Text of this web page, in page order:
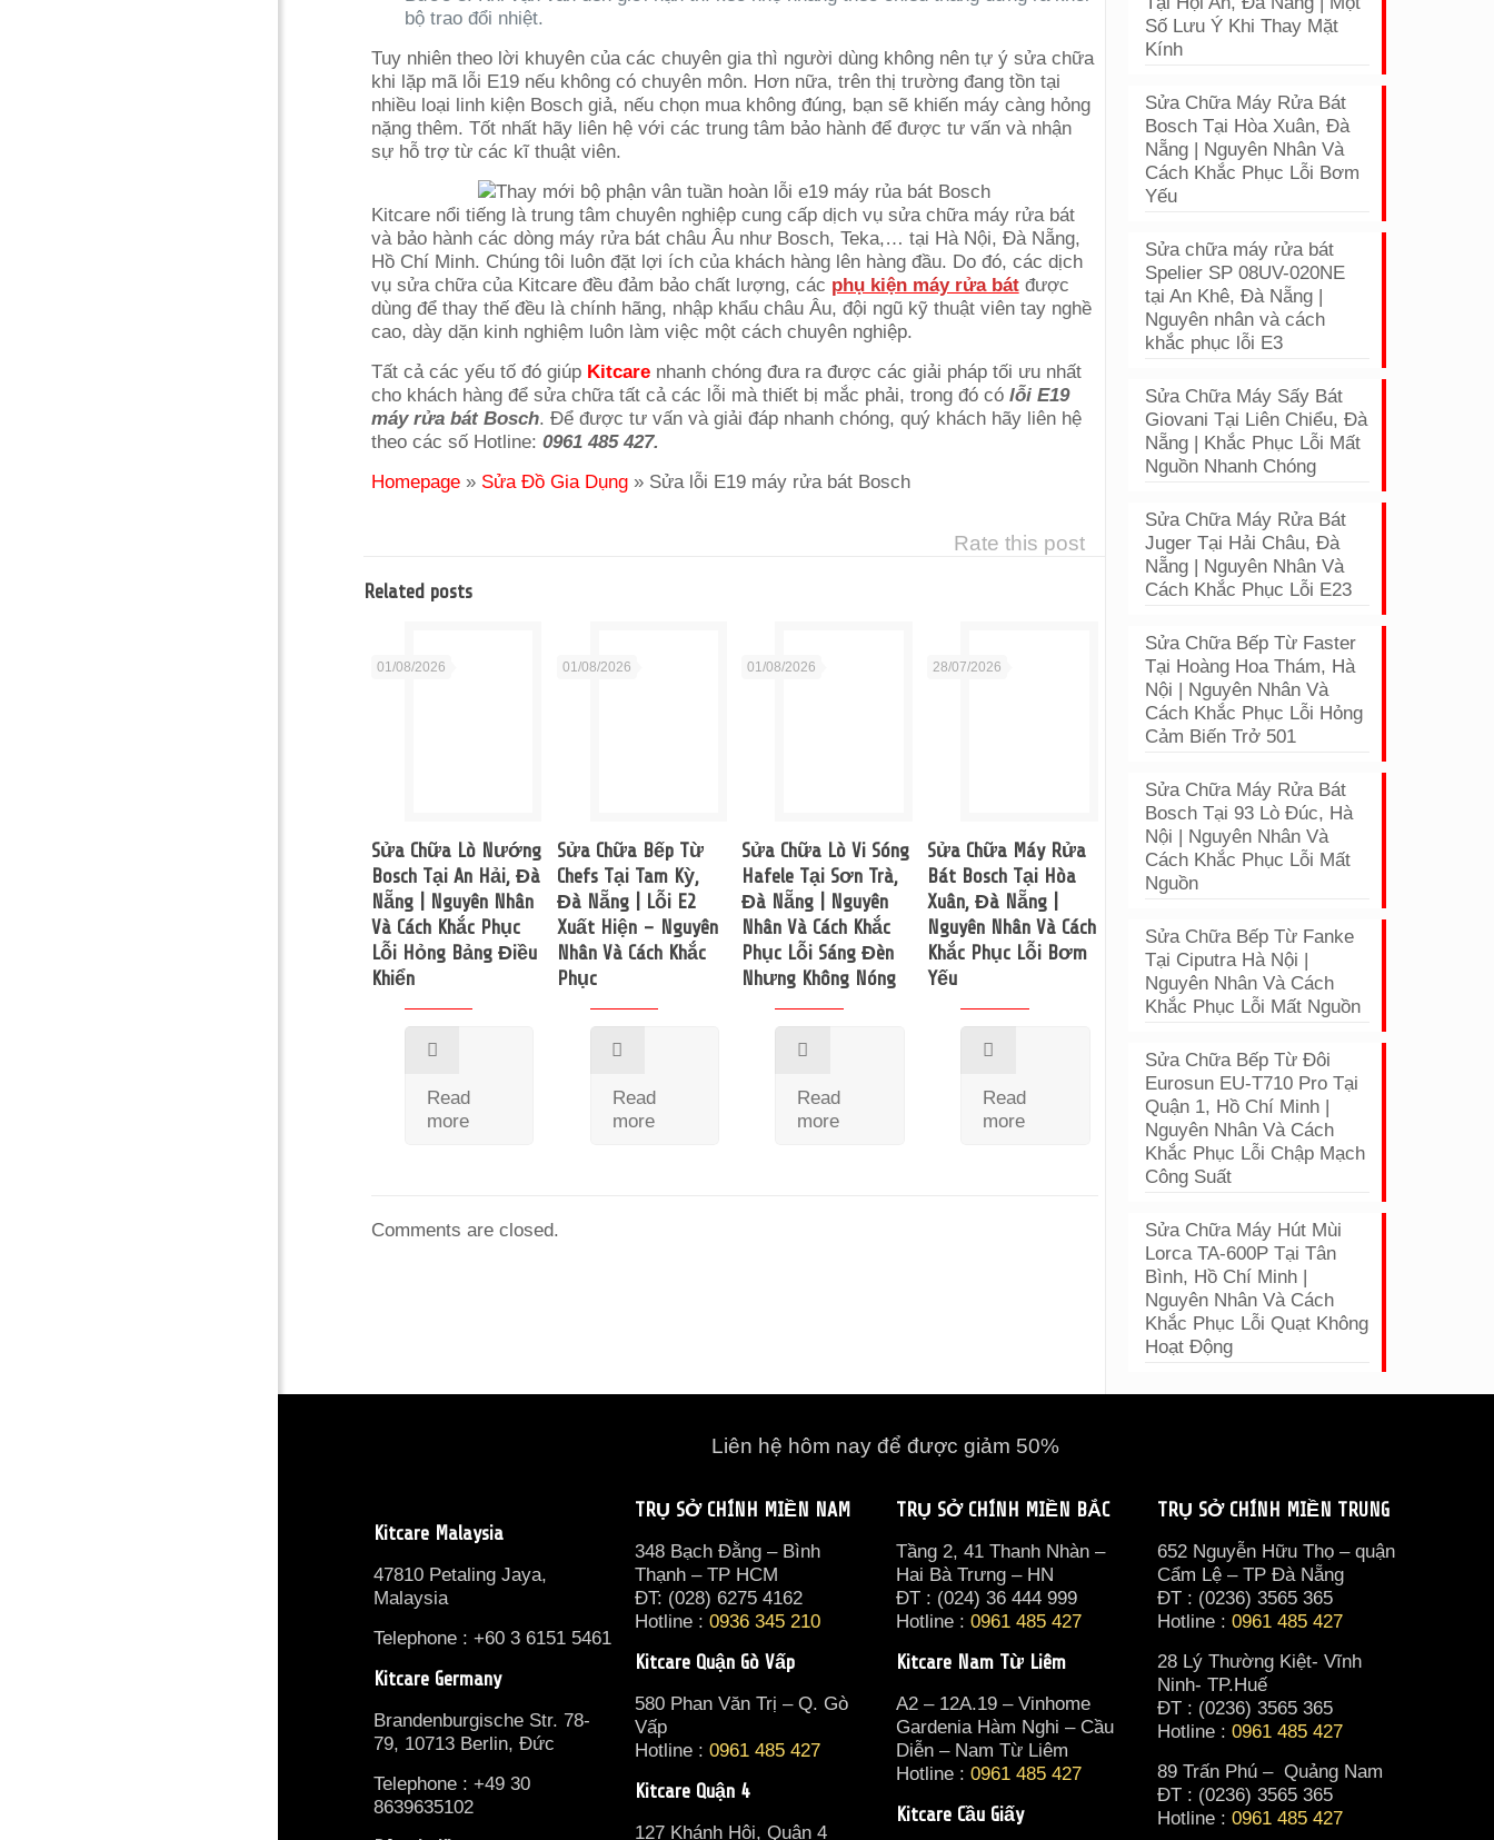
bộ trao đổi nhiệt.
Tuy nhiên theo lời khuyên của các chuyên gia thì người dùng không nên tự ý sửa chữa
khi lặp mã lỗi E19 nếu không có chuyên môn. Hơn nữa, trên thị trường đang tồn tại
nhiều loại linh kiện Bosch giả, nếu chọn mua không đúng, bạn sẽ khiến máy càng hỏng
nặng thêm. Tốt nhất hãy liên hệ với các trung tâm bảo hành để được tư vấn và nhận
sự hỗ trợ từ các kĩ thuật viên.
Kitcare nổi tiếng là trung tâm chuyên nghiệp cung cấp dịch vụ sửa chữa máy rửa bát
và bảo hành các dòng máy rửa bát châu Âu như Bosch, Teka,… tại Hà Nội, Đà Nẵng,
Hồ Chí Minh. Chúng tôi luôn đặt lợi ích của khách hàng lên hàng đầu. Do đó, các dịch
vụ sửa chữa của Kitcare đều đảm bảo chất lượng, các phụ kiện máy rửa bátđược
dùng để thay thế đều là chính hãng, nhập khẩu châu Âu, đội ngũ kỹ thuật viên tay nghề
cao, dày dặn kinh nghiệm luôn làm việc một cách chuyên nghiệp.
Tất cả các yếu tố đó giúp Kitcare nhanh chóng đưa ra được các giải pháp tối ưu nhất
cho khách hàng để sửa chữa tất cả các lỗi mà thiết bị mắc phải, trong đó có lỗi E19
máy rửa bát Bosch. Để được tư vấn và giải đáp nhanh chóng, quý khách hãy liên hệ
theo các số Hotline: 0961 485 427.
Homepage» Sửa Đồ Gia Dụng» Sửa lỗi E19 máy rửa bát Bosch
Rate this post
Related posts
01/08/2026
Sửa Chữa Lò Nướng
Bosch Tại An Hải, Đà
Nẵng | Nguyên Nhân
Và Cách Khắc Phục
Lỗi Hỏng Bảng Điều
Khiển
Read
more
01/08/2026
Sửa Chữa Bếp Từ
Chefs Tại Tam Kỳ,
Đà Nẵng | Lỗi E2
Xuất Hiện – Nguyên
Nhân Và Cách Khắc
Phục
Read
more
01/08/2026
Sửa Chữa Lò Vi Sóng
Hafele Tại Sơn Trà,
Đà Nẵng | Nguyên
Nhân Và Cách Khắc
Phục Lỗi Sáng Đèn
Nhưng Không Nóng
Read
more
28/07/2026
Sửa Chữa Máy Rửa
Bát Bosch Tại Hòa
Xuân, Đà Nẵng |
Nguyên Nhân Và Cách
Khắc Phục Lỗi Bơm
Yếu
Read
more
Comments are closed.
Số Lưu Ý Khi Thay Mặt
Kính
Sửa Chữa Máy Rửa Bát
Bosch Tại Hòa Xuân, Đà
Nẵng | Nguyên Nhân Và
Cách Khắc Phục Lỗi Bơm
Yếu
Sửa chữa máy rửa bát
Spelier SP 08UV-020NE
tại An Khê, Đà Nẵng |
Nguyên nhân và cách
khắc phục lỗi E3
Sửa Chữa Máy Sấy Bát
Giovani Tại Liên Chiểu, Đà
Nẵng | Khắc Phục Lỗi Mất
Nguồn Nhanh Chóng
Sửa Chữa Máy Rửa Bát
Juger Tại Hải Châu, Đà
Nẵng | Nguyên Nhân Và
Cách Khắc Phục Lỗi E23
Sửa Chữa Bếp Từ Faster
Tại Hoàng Hoa Thám, Hà
Nội | Nguyên Nhân Và
Cách Khắc Phục Lỗi Hỏng
Cảm Biến Trở 501
Sửa Chữa Máy Rửa Bát
Bosch Tại 93 Lò Đúc, Hà
Nội | Nguyên Nhân Và
Cách Khắc Phục Lỗi Mất
Nguồn
Sửa Chữa Bếp Từ Fanke
Tại Ciputra Hà Nội |
Nguyên Nhân Và Cách
Khắc Phục Lỗi Mất Nguồn
Sửa Chữa Bếp Từ Đôi
Eurosun EU-T710 Pro Tại
Quận 1, Hồ Chí Minh |
Nguyên Nhân Và Cách
Khắc Phục Lỗi Chập Mạch
Công Suất
Sửa Chữa Máy Hút Mùi
Lorca TA-600P Tại Tân
Bình, Hồ Chí Minh |
Nguyên Nhân Và Cách
Khắc Phục Lỗi Quạt Không
Hoạt Động
Liên hệ hôm nay để được giảm 50%
Kitcare Malaysia
47810 Petaling Jaya,
Malaysia
Telephone : +60 3 6151 5461
Kitcare Germany
Brandenburgische Str. 78-
79, 10713 Berlin, Đức
Telephone : +49 30
8639635102
TRỤ SỞ CHÍNH MIỀN NAM
348 Bạch Đằng – Bình
Thạnh – TP HCM
ĐT: (028) 6275 4162
Hotline :0936 345 210
Kitcare Quận Gò Vấp
580 Phan Văn Trị – Q. Gò
Vấp
Hotline :0961 485 427
Kitcare Quận 4
127 Khánh Hội, Quận 4
TRỤ SỞ CHÍNH MIỀN BẮC
Tầng 2, 41 Thanh Nhàn –
Hai Bà Trưng – HN
ĐT : (024) 36 444 999
Hotline :0961 485 427
Kitcare Nam Từ Liêm
A2 – 12A.19 – Vinhome
Gardenia Hàm Nghi – Cầu
Diễn – Nam Từ Liêm
Hotline :0961 485 427
Kitcare Cầu Giấy
TRỤ SỞ CHÍNH MIỀN TRUNG
652 Nguyễn Hữu Thọ – quận
Cẩm Lệ – TP Đà Nẵng
ĐT : (0236) 3565 365‬
Hotline :0961 485 427
28 Lý Thường Kiệt- Vĩnh
Ninh- TP.Huế
ĐT : (0236) 3565 365‬
Hotline :0961 485 427
89 Trấn Phú – Quảng Nam
ĐT : (0236) 3565 365‬
Hotline :0961 485 427